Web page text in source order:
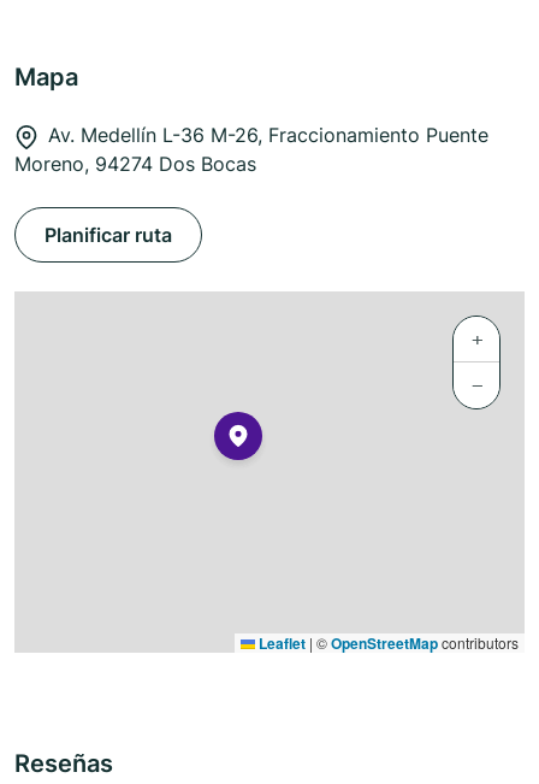
Mapa
Av. Medellín L-36 M-26, Fraccionamiento Puente
Moreno, 94274 Dos Bocas
Planificar ruta
+
−
Leaflet | ©OpenStreetMapcontributors
Reseñas